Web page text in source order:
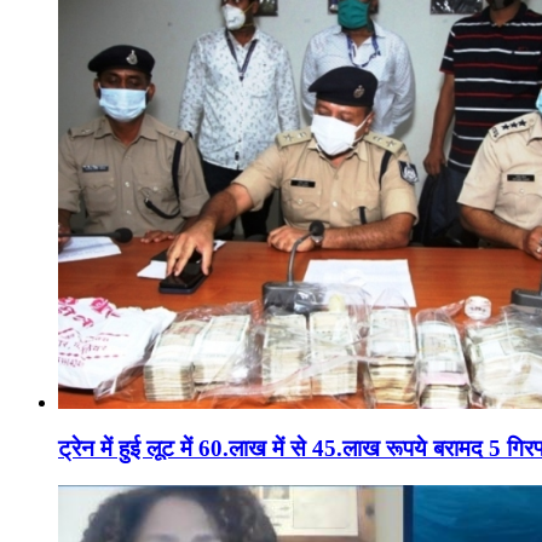
ट्रेन में हुई लूट में 60.लाख में से 45.लाख रूपये बरामद 5